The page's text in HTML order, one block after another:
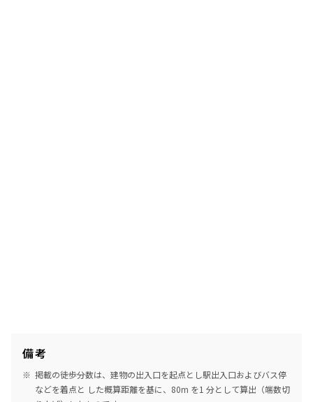
備考
掲載の徒歩分数は、建物の出入口を起点とし駅出入口およびバス停
などを着点と した概算距離を基に、80m を1 分として算出（端数切